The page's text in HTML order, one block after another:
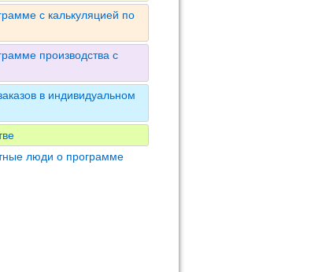
с калькуляцией по
производства с
в индивидуальном
люди о программе